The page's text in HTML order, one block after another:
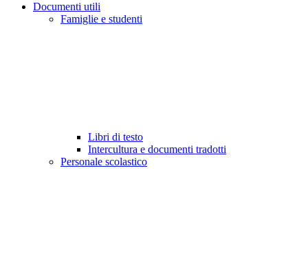
Documenti utili
Famiglie e studenti
Libri di testo
Intercultura e documenti tradotti
Personale scolastico